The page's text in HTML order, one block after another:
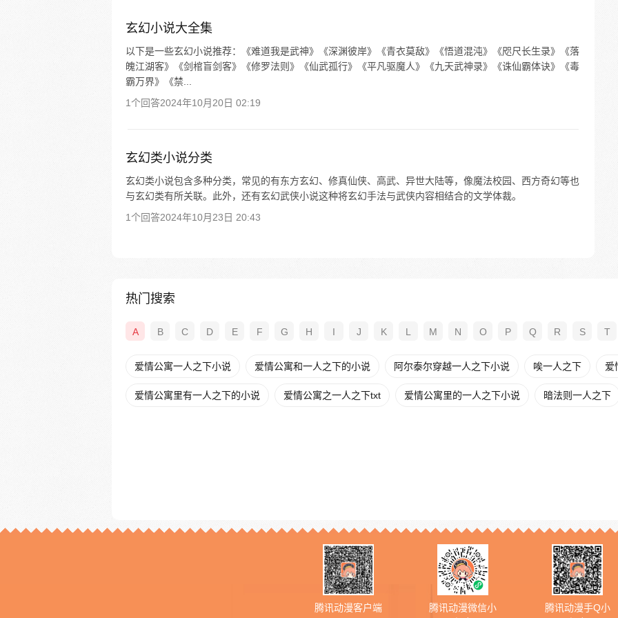
玄幻小说大全集
以下是一些玄幻小说推荐：《难道我是武神》《深渊彼岸》《青衣莫敌》《悟道混沌》《咫尺长生录》《落
魄江湖客》《剑棺盲剑客》《修罗法则》《仙武孤行》《平凡驱魔人》《九天武神录》《诛仙霸体诀》《毒
霸万界》《禁...
1个回答2024年10月20日 02:19
玄幻类小说分类
玄幻类小说包含多种分类，常见的有东方玄幻、修真仙侠、高武、异世大陆等，像魔法校园、西方奇幻等也
与玄幻类有所关联。此外，还有玄幻武侠小说这种将玄幻手法与武侠内容相结合的文学体裁。
1个回答2024年10月23日 20:43
热门搜索
A B C D E F G H I J K L M N O P Q R S T
爱情公寓一人之下小说 爱情公寓和一人之下的小说 阿尔泰尔穿越一人之下小说 唉一人之下 爱
爱情公寓里有一人之下的小说 爱情公寓之一人之下txt 爱情公寓里的一人之下小说 暗法则一人之下
腾讯动漫客户端
腾讯动漫微信小
腾讯动漫手Q小